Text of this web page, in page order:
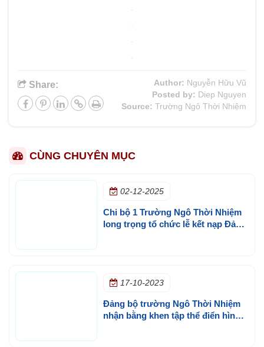
Share: Author: Nguyễn Hữu Vũ
Posted by: Diep Nguyen
Source: Trường Ngô Thời Nhiệm
CÙNG CHUYÊN MỤC
02-12-2025
Chi bộ 1 Trường Ngô Thời Nhiệm
long trọng tổ chức lễ kết nạp Đảng
17-10-2023
Đảng bộ trường Ngô Thời Nhiệm
nhận bằng khen tập thể điển hình